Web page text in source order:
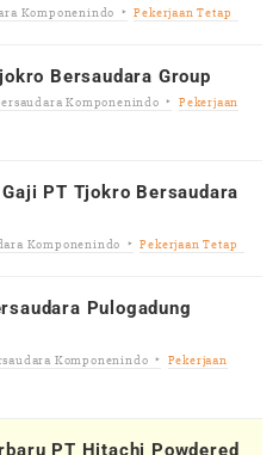
Komponenindo Pekerjaan Tetap
Bersaudara Group
Komponenindo
Pekerjaan
PT Tjokro Bersaudara
Komponenindo Pekerjaan Tetap
Pulogadung
Komponenindo
Pekerjaan
PT Hitachi Powdered